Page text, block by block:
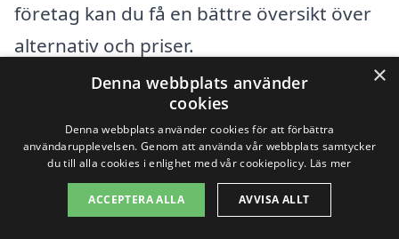
företag kan du få en bättre översikt över
alternativ och priser.
Några av de städer där du kan hitta
kunniga takläggare inkluderar:
Bispgården
×
Denna webbplats använder
cookies
Denna webbplats använder cookies för att förbättra
användarupplevelsen. Genom att använda vår webbplats samtycker
du till alla cookies i enlighet med vår cookiepolicy. Läs mer
ACCEPTERA ALLA AVVISA ALLT